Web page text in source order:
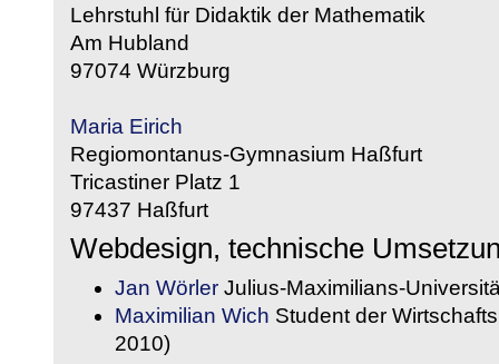
Lehrstuhl für Didaktik der Mathematik
Am Hubland
97074 Würzburg
Maria Eirich
Regiomontanus-Gymnasium Haßfurt
Tricastiner Platz 1
97437 Haßfurt
Webdesign, technische
Jan Wörler Julius-Maximilians-
Maximilian Wich Student der
2010)